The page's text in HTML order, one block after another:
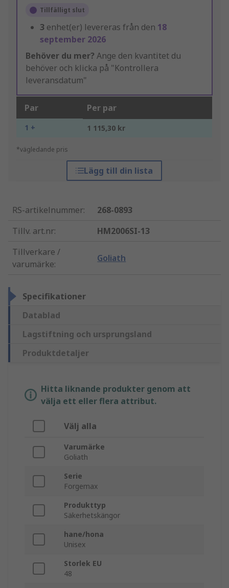
Tillfälligt slut
3 enhet(er) levereras från den 18
september 2026
Behöver du mer? Ange den kvantitet du
behöver och klicka på "Kontrollera
leveransdatum"
Par Per par
1 + 1 115,30 kr
*vägledande pris
Lägg till din lista
RS-artikelnummer:
268-0893
Tillv. art.nr:
HM2006SI-13
Tillverkare /
varumärke:
Goliath
Specifikationer
Datablad
Lagstiftning och ursprungsland
Produktdetaljer
Hitta liknande produkter genom att
välja ett eller flera attribut.
Välj alla
Varumärke
Goliath
Serie
Forgemax
Produkttyp
Säkerhetskängor
hane/hona
Unisex
Storlek EU
48